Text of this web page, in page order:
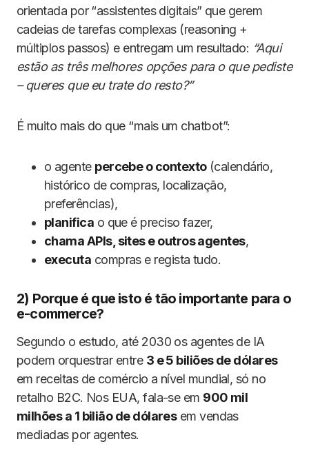
orientada por “assistentes digitais” que gerem
cadeias de tarefas complexas (reasoning +
múltiplos passos) e entregam um resultado: “Aqui
estão as três melhores opções para o que pediste
– queres que eu trate do resto?”
É muito mais do que “mais um chatbot”:
o agente percebe o contexto(calendário,
histórico de compras, localização,
preferências),
planifica o que é preciso fazer,
chama APIs, sites e outros agentes,
executa compras e regista tudo.
2) Porque é que isto é tão importante para o
e-commerce?
Segundo o estudo, até 2030 os agentes de IA
podem orquestrar entre 3 e 5 biliões de dólares
em receitas de comércio a nível mundial, só no
retalho B2C. Nos EUA, fala-se em 900 mil
milhões a 1 bilião de dólaresem vendas
mediadas por agentes.